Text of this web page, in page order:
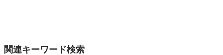
関連キーワード検索